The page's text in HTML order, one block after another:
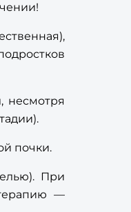
несмотря
почки.
При
—